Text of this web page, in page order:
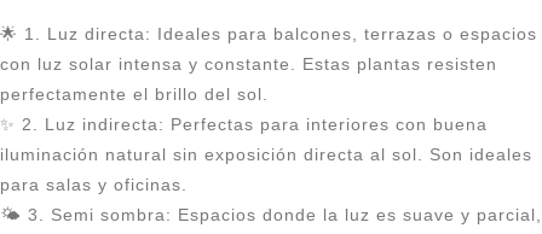
🌟 1. Luz directa: Ideales para balcones, terrazas o espacios
con luz solar intensa y constante. Estas plantas resisten
perfectamente el brillo del sol.
✨ 2. Luz indirecta: Perfectas para interiores con buena
iluminación natural sin exposición directa al sol. Son ideales
para salas y oficinas.
🌤️ 3. Semi sombra: Espacios donde la luz es suave y parcial,